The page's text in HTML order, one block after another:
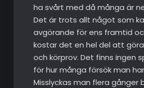
ha svårt med då många är
Det är trots allt något som
avgörande för ens framtid
kostar det en hel del att
och körprov. Det finns ingen
för hur många försök man
Misslyckas man flera gånger